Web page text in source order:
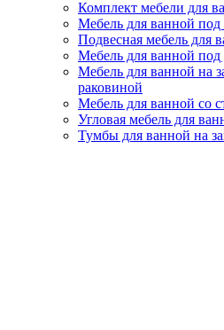
Комплект мебели для
Мебель для ванной под
Подвесная мебель для
Мебель для ванной под
Мебель для ванной на
раковиной
Мебель для ванной со
Угловая мебель для
Тумбы для ванной на